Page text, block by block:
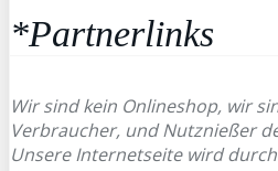
*Partnerlinks
Wir sind kein Onlineshop, wir
Verbraucher, und Nutznießer
Unsere Internetseite wird